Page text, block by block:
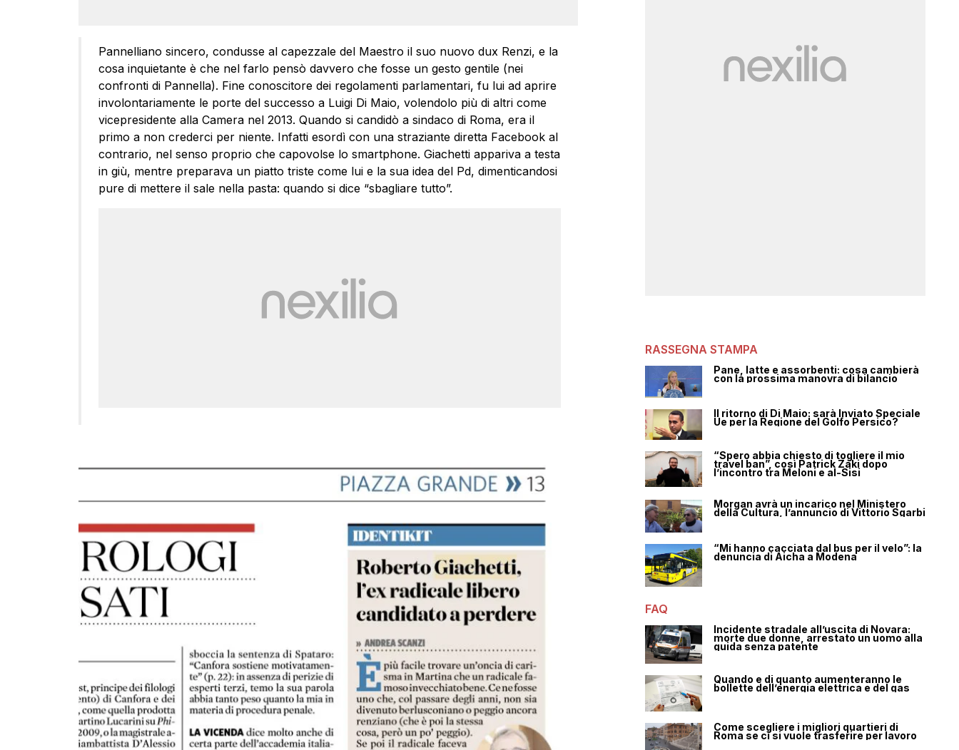
Pannelliano sincero, condusse al capezzale del Maestro il suo nuovo dux Renzi, e la
cosa inquietante è che nel farlo pensò davvero che fosse un gesto gentile (nei
confronti di Pannella). Fine conoscitore dei regolamenti parlamentari, fu lui ad aprire
involontariamente le porte del successo a Luigi Di Maio, volendolo più di altri come
vicepresidente alla Camera nel 2013. Quando si candidò a sindaco di Roma, era il
primo a non crederci per niente. Infatti esordì con una straziante diretta Facebook al
contrario, nel senso proprio che capovolse lo smartphone. Giachetti appariva a testa
in giù, mentre preparava un piatto triste come lui e la sua idea del Pd, dimenticandosi
pure di mettere il sale nella pasta: quando si dice “sbagliare tutto”.
RASSEGNA STAMPA
Pane, latte e assorbenti: cosa cambierà
con la prossima manovra di bilancio
Il ritorno di Di Maio: sarà Inviato Speciale
Ue per la Regione del Golfo Persico?
“Spero abbia chiesto di togliere il mio
travel ban”, così Patrick Zaki dopo
l’incontro tra Meloni e al-Sisi
Morgan avrà un incarico nel Ministero
della Cultura, l’annuncio di Vittorio Sgarbi
“Mi hanno cacciata dal bus per il velo”: la
denuncia di Aicha a Modena
FAQ
Incidente stradale all’uscita di Novara:
morte due donne, arrestato un uomo alla
guida senza patente
Quando e di quanto aumenteranno le
bollette dell’energia elettrica e del gas
Come scegliere i migliori quartieri di
Roma se ci si vuole trasferire per lavoro